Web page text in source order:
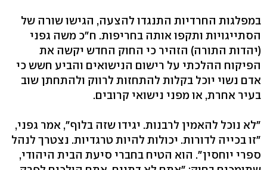
במפלגות החרדיות התנגדו להצעה, הגישו שורה של
הסתייגויות ותקפו אותה בחריפות. ח"כ משה גפני
(יהדות התורה) הזהיר כי החוק החדש יקשה את
הפיקוח ההלכתי על רישום הנישואים והביע חשש כי
אדם נשוי יוכל בקלות להתחזות לרווק ולהתחתן שוב
בעיר אחרת, או מפני נישואי קרובים.
"לא נוכל להאמין לרבנות. יגידו שזה בלוף", אמר גפני,
"זו בכייה לדורות. יכולות להיות טרגדיות. נצטרך לנהל
ספרי יוחסין". הוא הטיח בחברי סיעת הבית היהודי,